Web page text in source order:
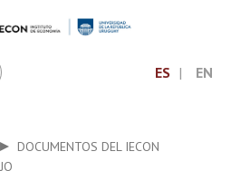
ES EN
DOCUMENTOS DEL IECON